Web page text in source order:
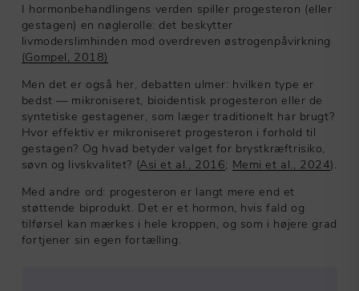
I hormonbehandlingens verden spiller progesteron (eller
gestagen) en nøglerolle: det beskytter
livmoderslimhinden mod overdreven østrogenpåvirkning
(Gompel, 2018)
Men det er også her, debatten ulmer: hvilken type er
bedst — mikroniseret, bioidentisk progesteron eller de
syntetiske gestagener, som læger traditionelt har brugt?
Hvor effektiv er mikroniseret progesteron i forhold til
gestagen? Og hvad betyder valget for brystkræftrisiko,
søvn og livskvalitet? (Asi et al., 2016; Memi et al., 2024).
Med andre ord: progesteron er langt mere end et
støttende biprodukt. Det er et hormon, hvis fald og
tilførsel kan mærkes i hele kroppen, og som i højere grad
fortjener sin egen fortælling.